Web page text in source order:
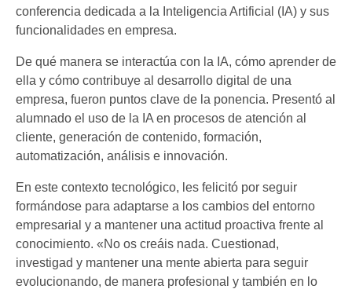
conferencia dedicada a la Inteligencia Artificial (IA) y sus
funcionalidades en empresa.
De qué manera se interactúa con la IA, cómo aprender de
ella y cómo contribuye al desarrollo digital de una
empresa, fueron puntos clave de la ponencia. Presentó al
alumnado el uso de la IA en procesos de atención al
cliente, generación de contenido, formación,
automatización, análisis e innovación.
En este contexto tecnológico, les felicitó por seguir
formándose para adaptarse a los cambios del entorno
empresarial y a mantener una actitud proactiva frente al
conocimiento. «No os creáis nada. Cuestionad,
investigad y mantener una mente abierta para seguir
evolucionando, de manera profesional y también en lo